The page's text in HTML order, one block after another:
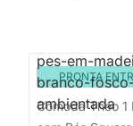
PRONTA
Cômoda Theo 1